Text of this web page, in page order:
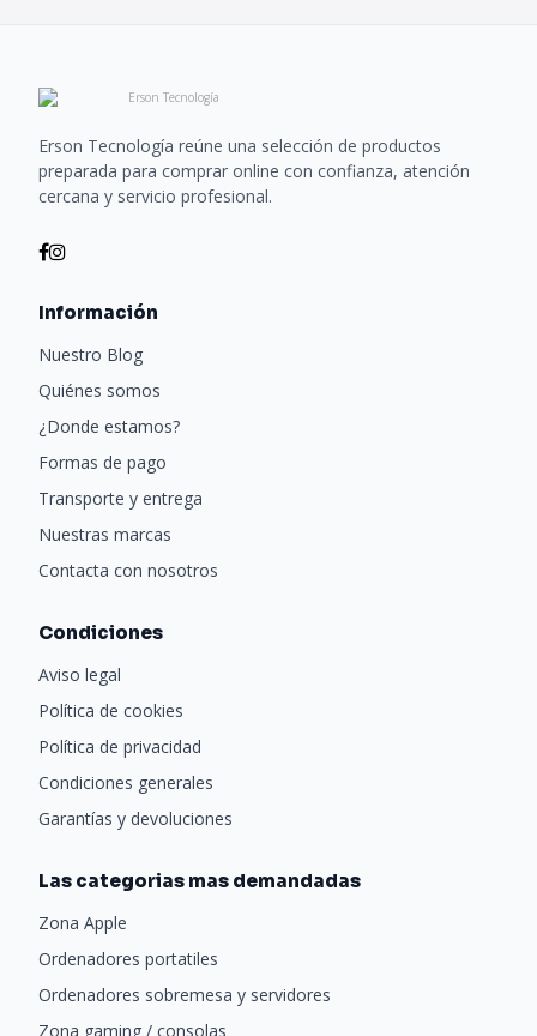
Erson Tecnología reúne una selección de productos
preparada para comprar online con confianza, atención
cercana y servicio profesional.
Información
Nuestro Blog
Quiénes somos
¿Donde estamos?
Formas de pago
Transporte y entrega
Nuestras marcas
Contacta con nosotros
Condiciones
Aviso legal
Política de cookies
Política de privacidad
Condiciones generales
Garantías y devoluciones
Las categorias mas demandadas
Zona Apple
Ordenadores portatiles
Ordenadores sobremesa y servidores
Zona gaming / consolas